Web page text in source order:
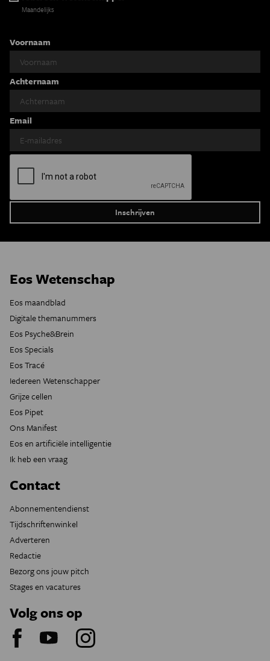
Maandelijks
Voornaam
Achternaam
Email
Eos Wetenschap
Eos maandblad
Digitale themanummers
Eos Psyche&Brein
Eos Specials
Eos Tracé
Iedereen Wetenschapper
Grijze cellen
Eos Pipet
Ons Manifest
Eos en artificiële intelligentie
Ik heb een vraag
Contact
Abonnementendienst
Tijdschriftenwinkel
Adverteren
Redactie
Bezorg ons jouw pitch
Stages en vacatures
Volg ons op